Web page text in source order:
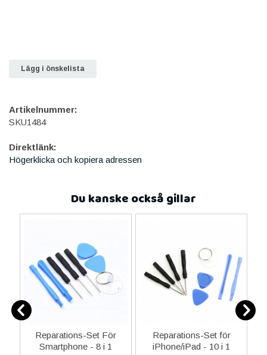
Lägg i önskelista
Artikelnummer:
SKU1484
Direktlänk:
Högerklicka och kopiera adressen
Du kanske också gillar
Reparations-Set För
Smartphone - 8 i 1
Reparations-Set för
iPhone/iPad - 10 i 1